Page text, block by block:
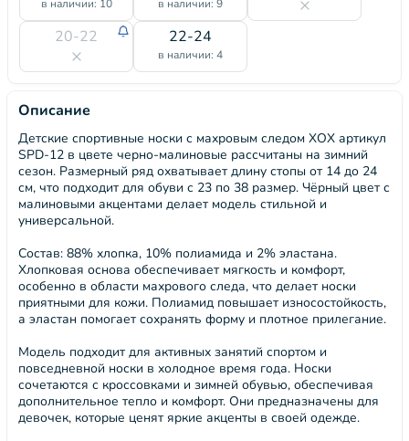
в наличии: 10 в наличии: 9
20-22 22-24
в наличии: 4
Описание
Детские спортивные носки с махровым следом ХОХ артикул
SPD-12 в цвете черно-малиновые рассчитаны на зимний
сезон. Размерный ряд охватывает длину стопы от 14 до 24
см, что подходит для обуви с 23 по 38 размер. Чёрный цвет с
малиновыми акцентами делает модель стильной и
универсальной.
Состав: 88% хлопка, 10% полиамида и 2% эластана.
Хлопковая основа обеспечивает мягкость и комфорт,
особенно в области махрового следа, что делает носки
приятными для кожи. Полиамид повышает износостойкость,
а эластан помогает сохранять форму и плотное прилегание.
Модель подходит для активных занятий спортом и
повседневной носки в холодное время года. Носки
сочетаются с кроссовками и зимней обувью, обеспечивая
дополнительное тепло и комфорт. Они предназначены для
девочек, которые ценят яркие акценты в своей одежде.